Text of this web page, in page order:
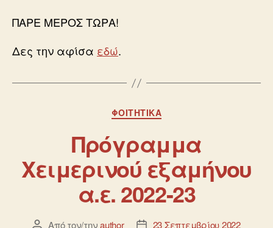
ΠΑΡΕ ΜΕΡΟΣ ΤΩΡΑ!
Δες την αφίσα εδώ.
ΦΟΙΤΗΤΙΚΆ
Πρόγραμμα
Χειμερινού εξαμήνου
α.ε. 2022-23
Από τον/τηνauthor 23 Σεπτεμβρίου 2022